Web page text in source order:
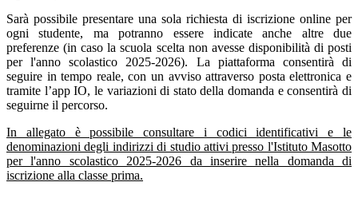
Sarà possibile presentare una sola richiesta di iscrizione online per
ogni studente, ma potranno essere indicate anche altre due
preferenze (in caso la scuola scelta non avesse disponibilità di posti
per l'anno scolastico 2025-2026). La piattaforma consentirà di
seguire in tempo reale, con un avviso attraverso posta elettronica e
tramite l’app IO, le variazioni di stato della domanda e consentirà di
seguirne il percorso.
In allegato è possibile consultare i codici identificativi e le
denominazioni degli indirizzi di studio attivi presso l'Istituto Masotto
per l'anno scolastico 2025-2026 da inserire nella domanda di
iscrizione alla classe prima.